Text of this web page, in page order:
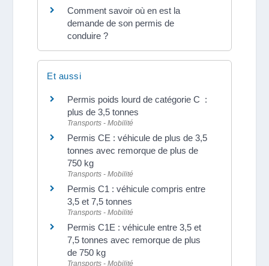
Comment savoir où en est la
demande de son permis de
conduire ?
Et aussi
Permis poids lourd de catégorie C :
plus de 3,5 tonnes
Transports - Mobilité
Permis CE : véhicule de plus de 3,5
tonnes avec remorque de plus de
750 kg
Transports - Mobilité
Permis C1 : véhicule compris entre
3,5 et 7,5 tonnes
Transports - Mobilité
Permis C1E : véhicule entre 3,5 et
7,5 tonnes avec remorque de plus
de 750 kg
Transports - Mobilité